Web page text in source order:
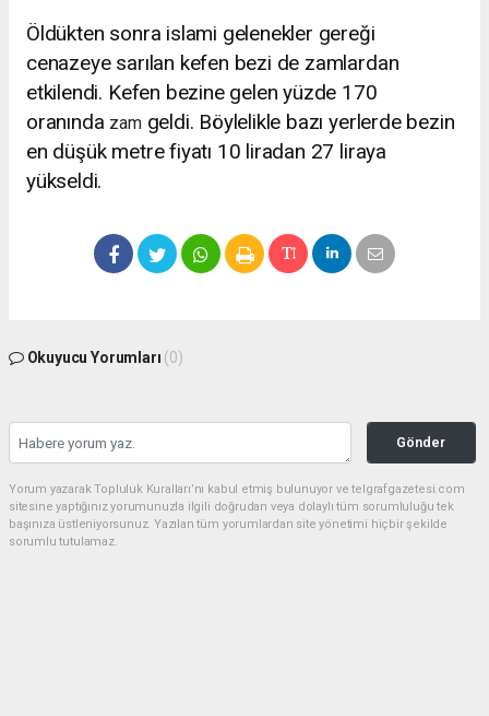
Öldükten sonra islami gelenekler gereği
cenazeye sarılan kefen bezi de zamlardan
etkilendi. Kefen bezine gelen yüzde 170
oranında zamgeldi. Böylelikle bazı yerlerde bezin
en düşük metre fiyatı 10 liradan 27 liraya
yükseldi.
Okuyucu Yorumları (0)
Gönder
Yorum yazarak Topluluk Kuralları’nı kabul etmiş bulunuyor ve telgrafgazetesi.com
sitesine yaptığınız yorumunuzla ilgili doğrudan veya dolaylı tüm sorumluluğu tek
başınıza üstleniyorsunuz. Yazılan tüm yorumlardan site yönetimi hiçbir şekilde
sorumlu tutulamaz.